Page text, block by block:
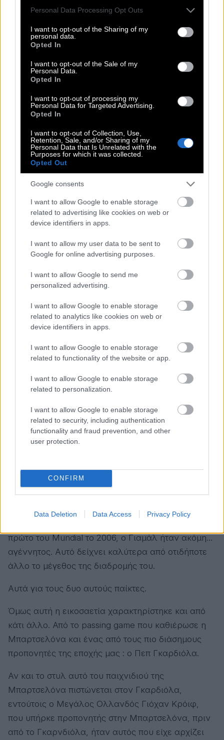
Please note that this website/app uses one or more Google
not limited to your visit or usage behaviour. You may click to
grant or deny consent to Google and its third-party tags to
use your data for below specified purposes in below Google
consent section.
Personal Data Processing Opt Outs
I want to opt-out of the Sharing of my
personal data.
Opted In
I want to opt-out of the Sale of my
Personal Data.
Opted In
I want to opt-out of processing my
Personal Data for Targeted Advertising.
Opted In
I want to opt-out of Collection, Use,
Retention, Sale, and/or Sharing of my
Personal Data that Is Unrelated with the
Purposes for which it was collected.
Opted Out
Google consents
I want to allow Google to enable storage
related to advertising like cookies on web or
device identifiers in apps.
I want to allow my user data to be sent to
Google for online advertising purposes.
I want to allow Google to send me
personalized advertising.
I want to allow Google to enable storage
related to analytics like cookies on web or
device identifiers in apps.
I want to allow Google to enable storage
related to functionality of the website or app.
I want to allow Google to enable storage
related to personalization.
I want to allow Google to enable storage
related to security, including authentication
functionality and fraud prevention, and other
user protection.
CONFIRM
Data Deletion Data Access Privacy Policy
ωραιότερα ανθρώπινα stories αυτού του Mundial.
Guillermo “Memo” Ochoaβρίσκεται στην
τελική 26άδα του Μεξικού και θα συμμετάσχει στο
Mundial 2026. Εφόσον αγωνιστεί έστω και σε ένα
παιχνίδι, θα γράψει ιστορία ως ένας από τους
Παγκόσμια Κύπελλα.
Οι συμμετοχές του είναι:
2006 – Γερμανία
2010 – Νότια Αφρική
2014 – Βραζιλία
2018 – Ρωσία
2022 – Κατάρ
Το εντυπωσιακό είναι ότι ο Οτσόα δεν είναι απλώς
ένας παίκτης μεγάλης διάρκειας. Έχει συνδεθεί με
μερικές από τις πιο θρυλικές εμφανίσεις
ιδιαίτερα εκείνο τοΒραζιλία–Μεξικό 0-0 το
, όταν έκανε απίστευτες αποκρούσεις
πολλούς ως ο κορυφαίος παίκτης του αγώνα.
Έτσι συνοψίζοντας
παγκόσμιος πρωταθλητής.
Ο Ρονάλντο κυνηγά το μοναδικό μεγάλο
τρόπαιο που δεν κατέκτησε ποτέ.
τερματοφύλακας που κατάφερε να εμφανιστεί
σε έξι διαφορετικές εποχές του ποδοσφαίρου.
Και κάτι ακόμη σαν δημοσιογραφική λεπτομέρεια:
πρώτο του Mundial το 2006, ο Γιαμάλ ήταν ακόμη…
αγέννητος. Αυτό δείχνει καλύτερα από οτιδήποτε
άλλο το μέγεθος της διαδρομής του.
Αυτά για τους δυο αυτούς παίκτες.
Όμως αυτή η εικοσαετία χαρακτηρίστηκε και από
κάτι άλλο. Από το passing game που καθιέρωσε η
Μπαρτσελόνα και ένας από τους πιο διάσημους
προπονητές της εποχής μας : ο Πεπ Γκαρδιόλα.
Αν και το στυλ αυτό του παιχνιδιού της
Μπαρτσελόνα πιστώνεται στον Γκαρδιόλα,
εντούτοις ο Μεγάλος Ολλανδός Γιόχαν Κρόιφ,
που υπήρκε προπονητής στην Μπαρτσελόνα, πριν
από το Γκαρνδιόλα, ήταν αυτός που είχε αρχίζει